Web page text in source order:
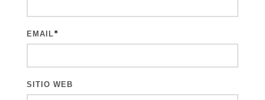
EMAIL*
SITIO WEB